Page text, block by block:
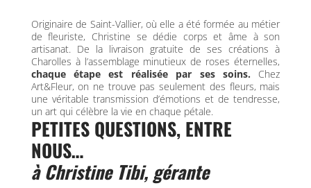
Originaire de Saint-Vallier, où elle a été formée au métier
de fleuriste, Christine se dédie corps et âme à son
artisanat. De la livraison gratuite de ses créations à
Charolles à l’assemblage minutieux de roses éternelles,
chaque étape est réalisée par ses soins. Chez
Art&Fleur, on ne trouve pas seulement des fleurs, mais
une véritable transmission d’émotions et de tendresse,
un art qui célèbre la vie en chaque pétale.
PETITES QUESTIONS, ENTRE
NOUS…
à Christine Tibi, gérante